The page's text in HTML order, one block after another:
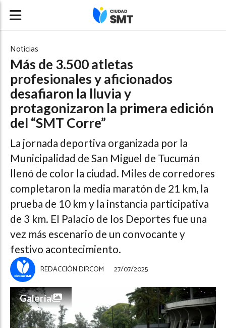
Más de 3.500 atletas
profesionales y aficionados
desafiaron la lluvia y
protagonizaron la primera edición
del “SMT Corre”
La jornada deportiva organizada por la
Municipalidad de San Miguel de Tucumán
llenó de color la ciudad. Miles de corredores
completaron la media maratón de 21 km, la
prueba de 10 km y la instancia participativa
de 3 km. El Palacio de los Deportes fue una
vez más escenario de un convocante y
festivo acontecimiento.
Noticias
27/07/2025
REDACCIÓN DIRCOM
Galería